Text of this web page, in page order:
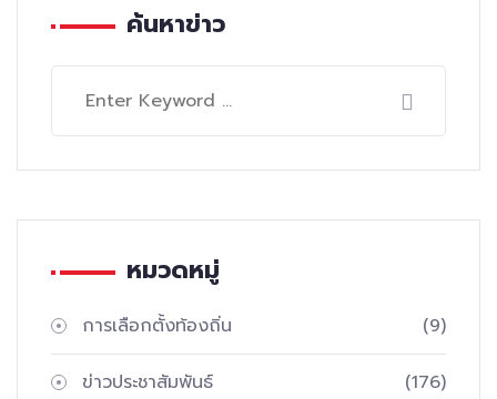
ค้นหาข่าว
หมวดหมู่
การเลือกตั้งท้องถิ่น (9)
ข่าวประชาสัมพันธ์ (176)